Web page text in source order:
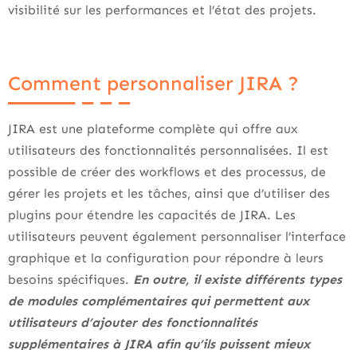
visibilité sur les performances et l’état des projets.
Comment personnaliser JIRA ?
JIRA est une plateforme complète qui offre aux
utilisateurs des fonctionnalités personnalisées. Il est
possible de créer des workflows et des processus, de
gérer les projets et les tâches, ainsi que d’utiliser des
plugins pour étendre les capacités de JIRA. Les
utilisateurs peuvent également personnaliser l’interface
graphique et la configuration pour répondre à leurs
besoins spécifiques. En outre, il existe différents types
de modules complémentaires qui permettent aux
utilisateurs d’ajouter des fonctionnalités
supplémentaires à JIRA afin qu’ils puissent mieux